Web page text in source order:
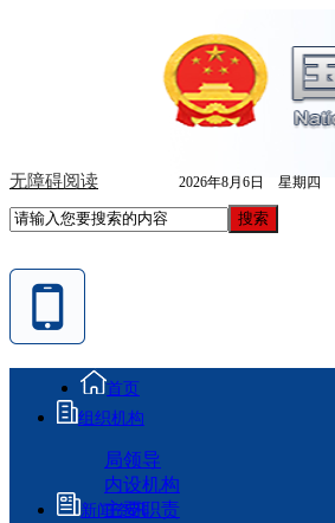
无障碍阅读 2026年8月6日 星期四
首页
组织机构
局领导
内设机构
主要职责
新闻资讯